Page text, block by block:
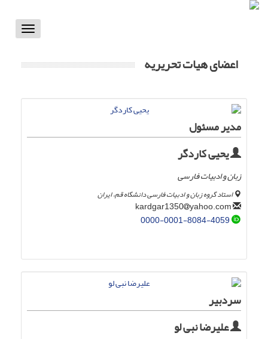
Toggle
اعضای هیات تحریریه
مدیر مسئول
یحیی کاردگر
زبان و ادبیات فارسی
استاد گروه زبان و ادبیات فارسی دانشگاه قم، ایران
yahoo.com
0000-0001-8084-4059
سردبیر
علیرضا نبی لو